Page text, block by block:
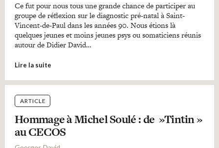
Ce fut pour nous tous une grande chance de participer au
groupe de réflexion sur le diagnostic pré-natal à Saint-
Vincent-de-Paul dans les années 90. Nous étions là
quelques jeunes et moins jeunes psys ou somaticiens réunis
autour de Didier David…
Lire la suite
ARTICLE
Hommage à Michel Soulé : de »Tintin »
au CECOS